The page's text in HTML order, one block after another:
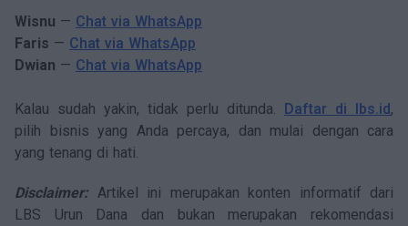
Wisnu — Chat via WhatsApp
Faris — Chat via WhatsApp
Dwian — Chat via WhatsApp
Kalau sudah yakin, tidak perlu ditunda. Daftar di lbs.id,
pilih bisnis yang Anda percaya, dan mulai dengan cara
yang tenang di hati.
Disclaimer: Artikel ini merupakan konten informatif dari
LBS Urun Dana dan bukan merupakan rekomendasi